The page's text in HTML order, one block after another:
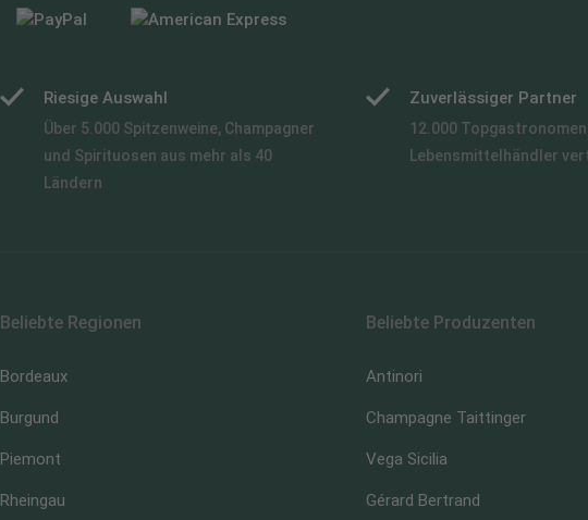
Riesige Auswahl
Über 5.000 Spitzenweine, Champagner
und Spirituosen aus mehr als 40
Ländern
Zuverlässiger Partner
12.000
Lebensmittelhändler
Beliebte Regionen
Bordeaux
Burgund
Piemont
Rheingau
Beliebte Produzenten
Antinori
Champagne Taittinger
Vega Sicilia
Gérard Bertrand